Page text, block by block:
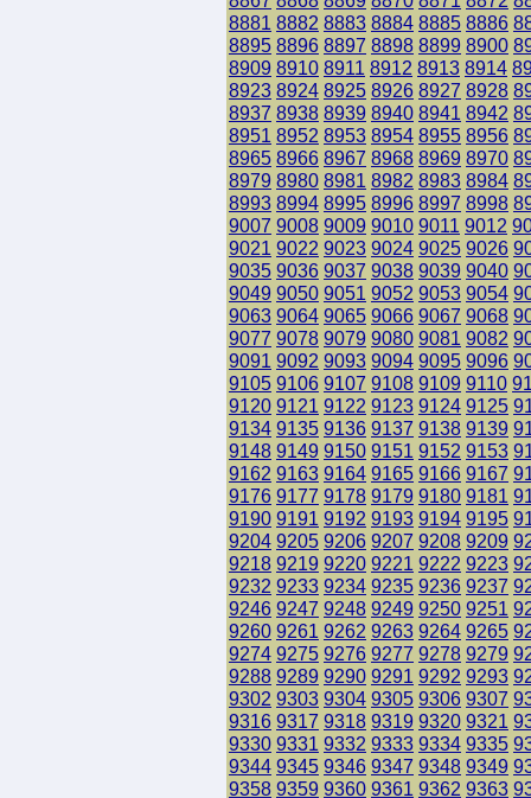
8881 8882 8883 8884 8885 8886
8895 8896 8897 8898 8899 8900
8909 8910 8911 8912 8913 8914
8923 8924 8925 8926 8927 8928
8937 8938 8939 8940 8941 8942
8951 8952 8953 8954 8955 8956
8965 8966 8967 8968 8969 8970
8979 8980 8981 8982 8983 8984
8993 8994 8995 8996 8997 8998
9007 9008 9009 9010 9011 9012
9021 9022 9023 9024 9025 9026
9035 9036 9037 9038 9039 9040
9049 9050 9051 9052 9053 9054
9063 9064 9065 9066 9067 9068
9077 9078 9079 9080 9081 9082
9091 9092 9093 9094 9095 9096
9105 9106 9107 9108 9109 9110
9120 9121 9122 9123 9124 9125
9134 9135 9136 9137 9138 9139
9148 9149 9150 9151 9152 9153
9162 9163 9164 9165 9166 9167
9176 9177 9178 9179 9180 9181
9190 9191 9192 9193 9194 9195
9204 9205 9206 9207 9208 9209
9218 9219 9220 9221 9222 9223
9232 9233 9234 9235 9236 9237
9246 9247 9248 9249 9250 9251
9260 9261 9262 9263 9264 9265
9274 9275 9276 9277 9278 9279
9288 9289 9290 9291 9292 9293
9302 9303 9304 9305 9306 9307
9316 9317 9318 9319 9320 9321
9330 9331 9332 9333 9334 9335
9344 9345 9346 9347 9348 9349
9358 9359 9360 9361 9362 9363